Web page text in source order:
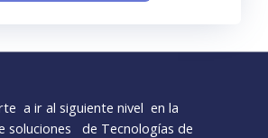
a ir al siguiente nivel en la
soluciones de Tecnologías de